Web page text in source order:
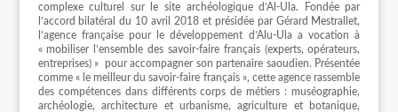
complexe culturel sur le site archéologique d’Al-Ula. Fondée par
l’accord bilatéral du 10 avril 2018 et présidée par Gérard Mestrallet,
l’agence française pour le développement d’Alu-Ula a vocation à
« mobiliser l’ensemble des savoir-faire français (experts, opérateurs,
entreprises) » pour accompagner son partenaire saoudien. Présentée
comme « le meilleur du savoir-faire français », cette agence rassemble
des compétences dans différents corps de métiers : muséographie,
archéologie, architecture et urbanisme, agriculture et botanique,